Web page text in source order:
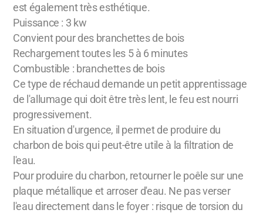
est également très esthétique.
Puissance : 3 kw
Convient pour des branchettes de bois
Rechargement toutes les 5 à 6 minutes
Combustible : branchettes de bois
Ce type de réchaud demande un petit apprentissage
de l'allumage qui doit être très lent, le feu est nourri
progressivement.
En situation d'urgence, il permet de produire du
charbon de bois qui peut-être utile à la filtration de
l'eau.
Pour produire du charbon, retourner le poêle sur une
plaque métallique et arroser d'eau. Ne pas verser
l'eau directement dans le foyer : risque de torsion du